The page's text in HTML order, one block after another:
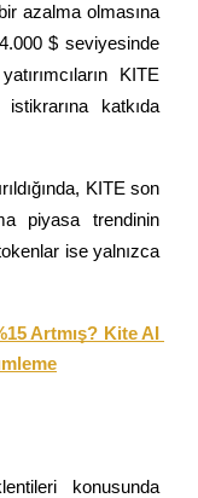
azalma olmasına
$ seviyesinde
KITE
katkıda
KITE son
piyasa trendinin
ise yalnızca
Artmış? Kite AI
konusunda